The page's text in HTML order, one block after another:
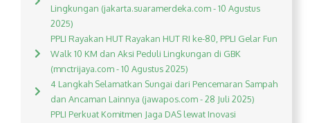
Lingkungan (jakarta.suaramerdeka.com - 10 Agustus
2025)
PPLI Rayakan HUT Rayakan HUT RI ke-80, PPLI Gelar Fun
Walk 10 KM dan Aksi Peduli Lingkungan di GBK
(mnctrijaya.com - 10 Agustus 2025)
4 Langkah Selamatkan Sungai dari Pencemaran Sampah
dan Ancaman Lainnya (jawapos.com - 28 Juli 2025)
PPLI Perkuat Komitmen Jaga DAS lewat Inovasi